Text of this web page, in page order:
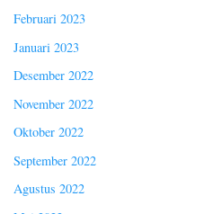
Februari 2023
Januari 2023
Desember 2022
November 2022
Oktober 2022
September 2022
Agustus 2022